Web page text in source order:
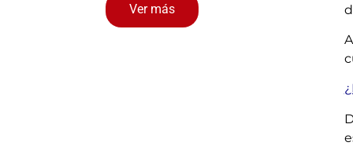
Ver más